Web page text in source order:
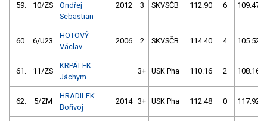
59. 10/ZS
Ondřej
Sebastian
2012 3 SKVSČB 112.90 6 109.47
60. 6/U23
HOTOVÝ
Václav
2006 2 SKVSČB 114.40 4 105.52
61. 11/ZS
KRPÁLEK
Jáchym
3+ USK Pha 110.16 2 108.16
62. 5/ZM
HRADILEK
Bořivoj
2014 3+ USK Pha 112.48 0 117.92